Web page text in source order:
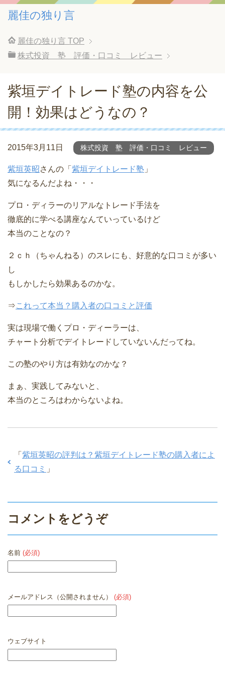
麗佳の独り言
麗佳の独り言 TOP
株式投資 塾 評価・口コミ レビュー
紫垣デイトレード塾の内容を公
開！効果はどうなの？
2015年3月11日 株式投資 塾 評価・口コミ レビュー
紫垣英昭さんの「 紫垣デイトレード塾 」
気になるんだよね・・・
プロ・ディラーのリアルなトレード手法を
徹底的に学べる講座なんていっているけど
本当のことなの？
２ｃｈ（ちゃんねる）のスレにも、好意的な口コミが多い
し
もしかしたら効果あるのかな。
⇒これって本当？購入者の口コミと評価
実は現場で働くプロ・ディーラーは、
チャート分析でデイトレードしていないんだってね。
この塾のやり方は有効なのかな？
まぁ、実践してみないと、
本当のところはわからないよね。
「 紫垣英昭の評判は？紫垣デイトレード塾の購入者によ
る口コミ 」
コメントをどうぞ
名前 (必須)
メールアドレス（公開されません） (必須)
ウェブサイト